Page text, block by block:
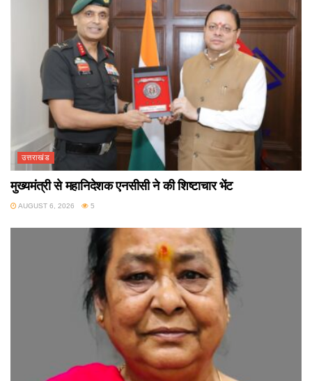
उत्तराखंड
मुख्यमंत्री से महानिदेशक एनसीसी ने की शिष्टाचार भेंट
AUGUST 6, 2026 5